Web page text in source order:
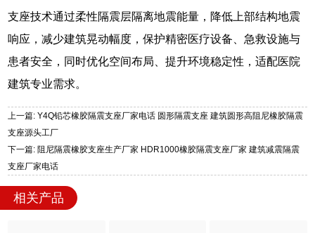
支座技术通过柔性隔震层隔离地震能量，降低上部结构地震
响应，减少建筑晃动幅度，保护精密医疗设备、急救设施与
患者安全，同时优化空间布局、提升环境稳定性，适配医院
建筑专业需求。
上一篇: Y4Q铅芯橡胶隔震支座厂家电话 圆形隔震支座 建筑圆形高阻尼橡胶隔震
支座源头工厂
下一篇: 阻尼隔震橡胶支座生产厂家 HDR1000橡胶隔震支座厂家 建筑减震隔震
支座厂家电话
相关产品